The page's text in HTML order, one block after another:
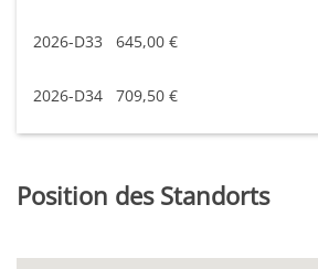
2026-D33 645,00 €
2026-D34 709,50 €
Position des Standorts